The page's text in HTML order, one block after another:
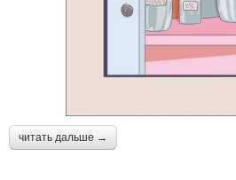
читать дальше →